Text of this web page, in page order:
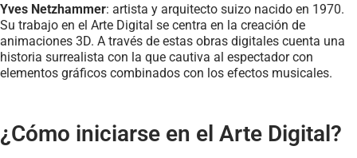
Yves Netzhammer: artista y arquitecto suizo nacido en 1970.
Su trabajo en el Arte Digital se centra en la creación de
animaciones 3D. A través de estas obras digitales cuenta una
historia surrealista con la que cautiva al espectador con
elementos gráficos combinados con los efectos musicales.
¿Cómo iniciarse en el Arte Digital?